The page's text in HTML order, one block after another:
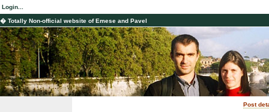
Login...
� Totally Non-official website of Emese and Pavel
Post